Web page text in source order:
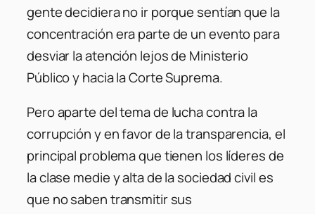
gente decidiera no ir porque sentían que la
concentración era parte de un evento para
desviar la atención lejos de Ministerio
Público y hacia la Corte Suprema.
Pero aparte del tema de lucha contra la
corrupción y en favor de la transparencia, el
principal problema que tienen los líderes de
la clase medie y alta de la sociedad civil es
que no saben transmitir sus